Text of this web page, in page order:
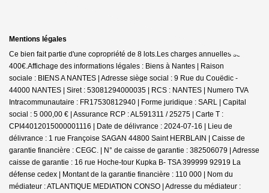
Mentions légales
Ce bien fait partie d'une copropriété de 8 lots.Les charges annuelles sont de
400€.Affichage des informations légales : Biens à Nantes | Raison
sociale : BIENS A NANTES | Adresse siège social : 9 Rue du Couëdic -
44000 NANTES | Siret : 53081294000035 | RCS : NANTES | Numero TVA
Intracommunautaire : FR17530812940 | Forme juridique : SARL | Capital
social : 5 000,00 € | Assurance RCP : AL591311 / 25275 | Carte T :
CPI44012015000001116 | Date de délivrance : 2024-07-16 | Lieu de
délivrance : 1 rue Françoise SAGAN 44800 Saint HERBLAIN | Caisse de
garantie financière : CEGC. | N° de caisse de garantie : 382506079 | Adresse
caisse de garantie : 16 rue Hoche-tour Kupka B- TSA 399999 92919 La
défense cedex | Montant de la garantie financière : 110 000 | Nom du
médiateur : ATLANTIQUE MEDIATION CONSO | Adresse du médiateur :